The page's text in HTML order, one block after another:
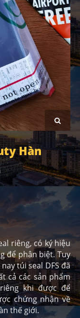
Hàn
riêng, có ký hiệu
để phân biệt. Tuy
túi seal DFS đã
cả các sản phẩm
khi được để
chứng nhận về
thế giới.